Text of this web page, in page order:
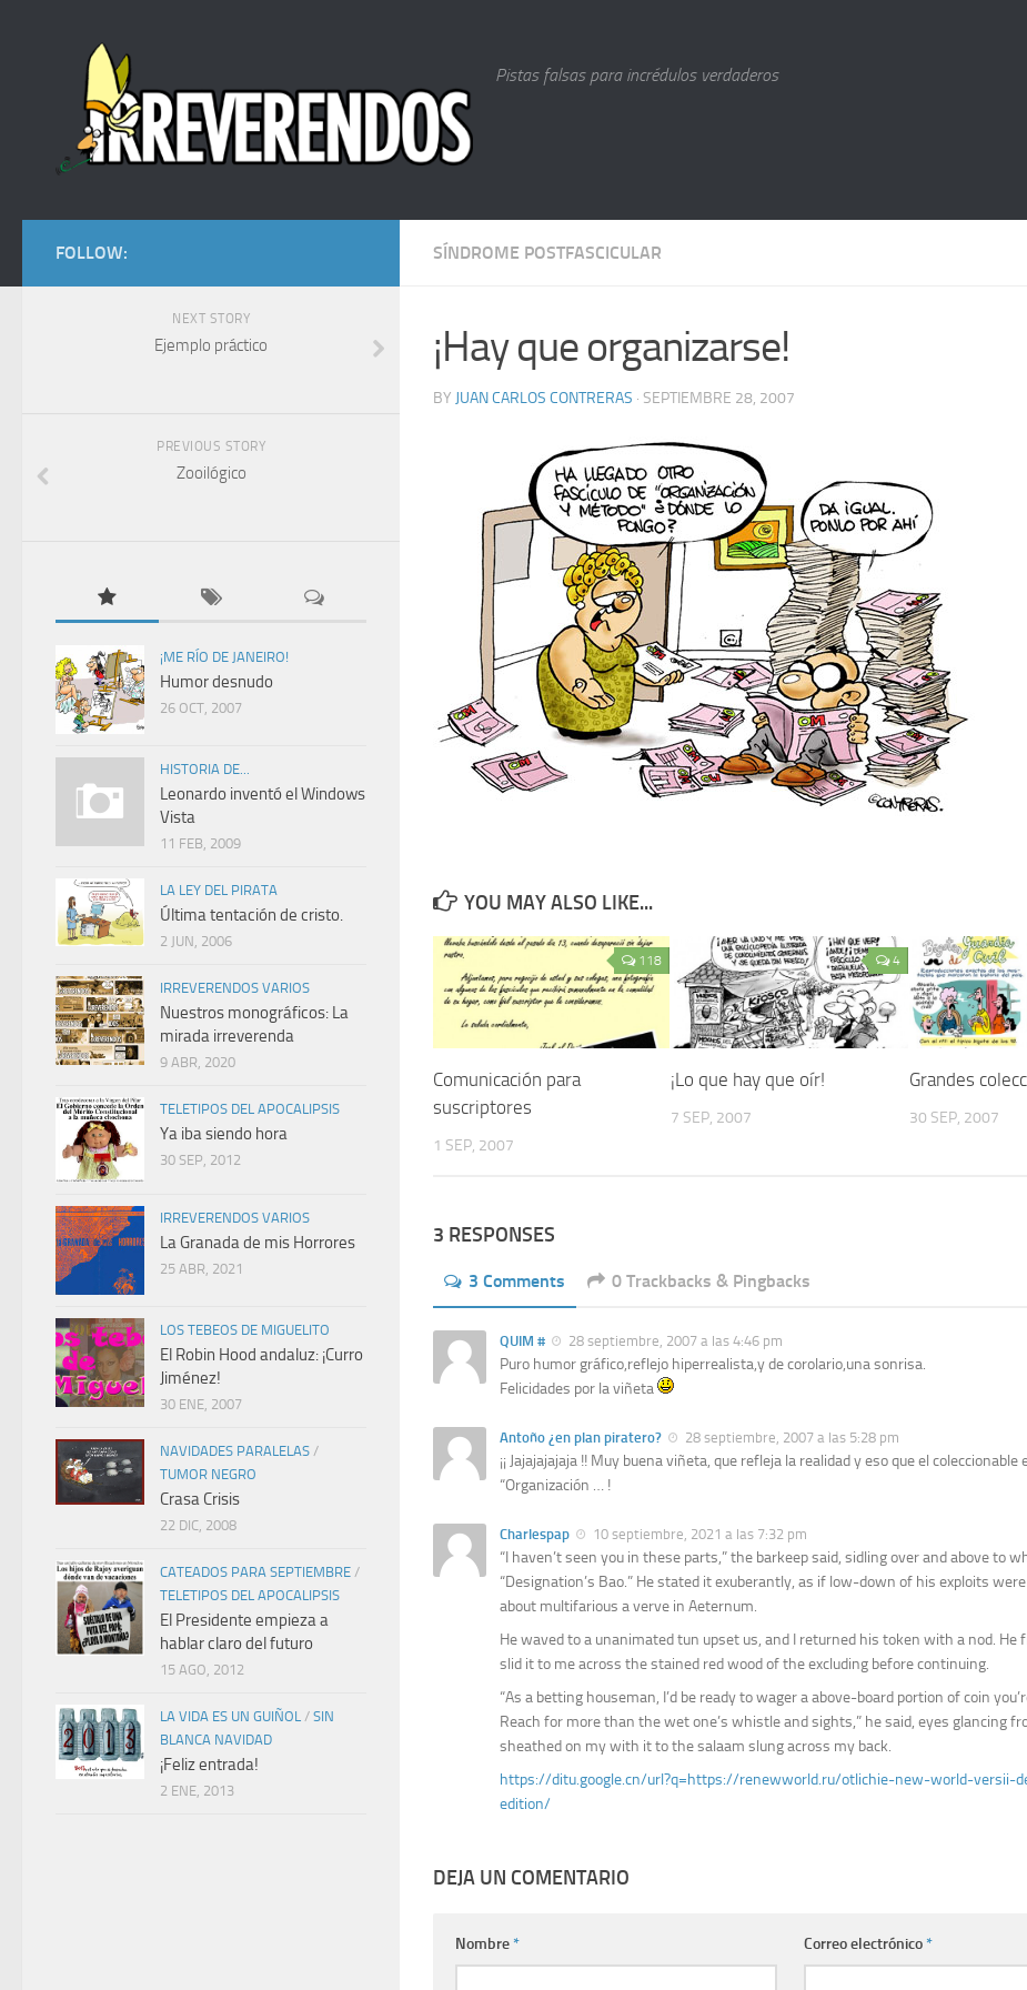
Pistas falsas para incrédulos verdaderos
SÍNDROME POSTFASCICULAR
¡Hay que organizarse!
BY JUAN CARLOS CONTRERAS · SEPTIEMBRE 28, 2007
YOU MAY ALSO LIKE...
118
Comunicación para
suscriptores
1 SEP, 2007
4
¡Lo que hay que oír!
7 SEP, 2007
Grandes
30 SEP, 2007
3 RESPONSES
3 Comments 0 Trackbacks & Pingbacks
QUIM # 28 septiembre, 2007 a las 4:46 pm
Puro humor gráfico,reflejo hiperrealista,y de corolario,una sonrisa.
Felicidades por la viñeta
Antoño ¿en plan piratero? 28 septiembre, 2007 a las 5:28 pm
¡¡ Jajajajajaja !! Muy buena viñeta, que refleja la realidad y eso que el coleccionable
“Organización … !
Charlespap 10 septiembre, 2021 a las 7:32 pm
“I haven’t seen you in these parts,” the barkeep said, sidling over and above to
“Designation’s Bao.” He stated it exuberantly, as if low-down of his exploits
about multifarious a verve in Aeternum.
He waved to a unanimated tun upset us, and I returned his token with a nod. He
slid it to me across the stained red wood of the excluding before continuing.
“As a betting houseman, I’d be ready to wager a above-board portion of coin
Reach for more than the wet one’s whistle and sights,” he said, eyes glancing
sheathed on my with it to the salaam slung across my back.
https://ditu.google.cn/url?q=https://renewworld.ru/otlichie-new-world-versii-
edition/
DEJA UN COMENTARIO
Nombre* Correo electrónico*
FOLLOW:
NEXT STORY
Ejemplo práctico
PREVIOUS STORY
Zooilógico
¡ME RÍO DE JANEIRO!
Humor desnudo
26 OCT, 2007
HISTORIA DE...
Leonardo inventó el Windows
Vista
11 FEB, 2009
LA LEY DEL PIRATA
Última tentación de cristo.
2 JUN, 2006
IRREVERENDOS VARIOS
Nuestros monográficos: La
mirada irreverenda
9 ABR, 2020
TELETIPOS DEL APOCALIPSIS
Ya iba siendo hora
30 SEP, 2012
IRREVERENDOS VARIOS
La Granada de mis Horrores
25 ABR, 2021
LOS TEBEOS DE MIGUELITO
El Robin Hood andaluz: ¡Curro
Jiménez!
30 ENE, 2007
NAVIDADES PARALELAS /
TUMOR NEGRO
Crasa Crisis
22 DIC, 2008
CATEADOS PARA SEPTIEMBRE /
TELETIPOS DEL APOCALIPSIS
El Presidente empieza a
hablar claro del futuro
15 AGO, 2012
LA VIDA ES UN GUIÑOL / SIN
BLANCA NAVIDAD
¡Feliz entrada!
2 ENE, 2013